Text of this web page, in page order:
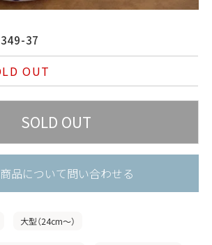
37
OUT
品について問い合わせる
大型（24cm〜）